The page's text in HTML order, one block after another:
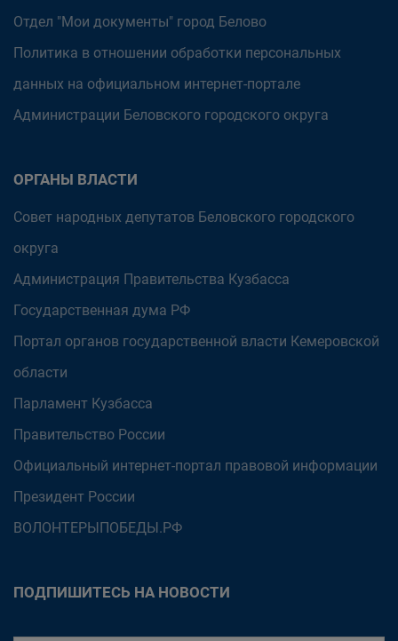
Отдел "Мои документы" город Белово
Политика в отношении обработки персональных
данных на официальном интернет-портале
Администрации Беловского городского округа
ОРГАНЫ ВЛАСТИ
Совет народных депутатов Беловского городского
округа
Администрация Правительства Кузбасса
Государственная дума РФ
Портал органов государственной власти Кемеровской
области
Парламент Кузбасса
Правительство России
Официальный интернет-портал правовой информации
Президент России
ВОЛОНТЕРЫПОБЕДЫ.РФ
ПОДПИШИТЕСЬ НА НОВОСТИ